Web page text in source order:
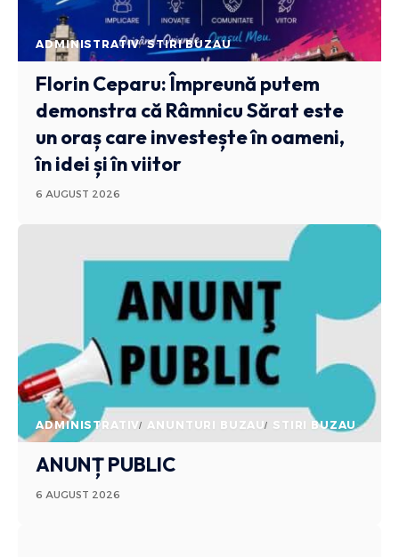
ADMINISTRATIV STIRI BUZAU
Florin Ceparu: Împreună putem
demonstra că Râmnicu Sărat este
un oraș care investește în oameni,
în idei și în viitor
6 AUGUST 2026
ADMINISTRATIV ANUNTURI BUZAU STIRI BUZAU
ANUNȚ PUBLIC
6 AUGUST 2026